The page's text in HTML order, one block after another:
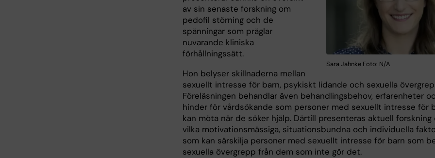
Sara Jahnke Foto: N/A
av sin senaste forskning om
pedofil störning och de
spänningar som präglar
nuvarande kliniska
förhållningssätt.
Hon belyser skillnaderna mellan
sexuellt intresse för barn, psykiskt lidande och sexuella
Föreläsningen behandlar även behandlingsbehov, erfarenheter
hinder för vårdsökande som personer med sexuellt intresse för
kan möta när de söker hjälp. Därtill presenteras aktuell forskning
vilka motivationsmässiga, situationsbundna och individuella
som kan särskilja personer med sexuellt intresse för barn som
sexuella övergrepp från dem som inte gör det.